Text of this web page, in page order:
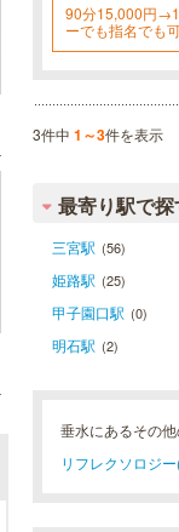
90分15,000円
ーでも指名でも
お申し付けくだ
3件中 1～3件を表示
最寄り駅で探
三宮駅 (56)
姫路駅 (25)
甲子園口駅 (0)
明石駅 (2)
垂水にあるその
リフレクソロジ